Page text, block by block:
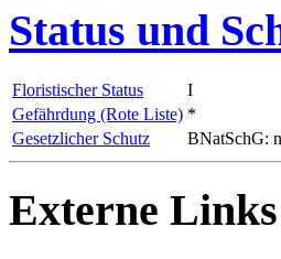
Status und
Floristischer Status I
Gefährdung (Rote Liste) *
Gesetzlicher Schutz
BNatSchG:
Externe Links